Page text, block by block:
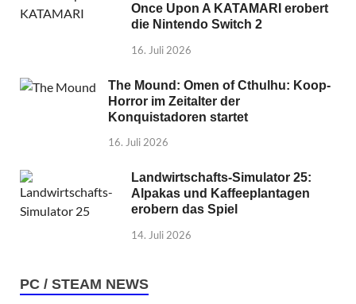
Once Upon A KATAMARI erobert
die Nintendo Switch 2
16. Juli 2026
The Mound: Omen of Cthulhu: Koop-
Horror im Zeitalter der
Konquistadoren startet
16. Juli 2026
Landwirtschafts-Simulator 25:
Alpakas und Kaffeeplantagen
erobern das Spiel
14. Juli 2026
PC / STEAM NEWS